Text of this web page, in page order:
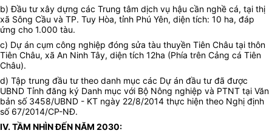
b) Đầu tư xây dựng các Trung tâm dịch vụ hậu cần nghề cá, tại thị
xã Sông Cầu và TP. Tuy Hòa, tỉnh Phú Yên, diện tích: 10 ha, đáp
ứng cho 1.000 tàu.
c) Dự án cụm công nghiệp đóng sửa tàu thuyền Tiên Châu tại thôn
Tiên Châu, xã An Ninh Tây, diện tích 12ha (Phía trên Cảng cá Tiên
Châu).
d) Tập trung đầu tư theo danh mục các Dự án đầu tư đã được
UBND Tỉnh đăng ký Danh mục với Bộ Nông nghiệp và PTNT tại Văn
bản số 3458/UBND - KT ngày 22/8/2014 thực hiện theo Nghị định
số 67/2014/CP-NĐ.
IV. TẦM NHÌN ĐẾN NĂM 2030: